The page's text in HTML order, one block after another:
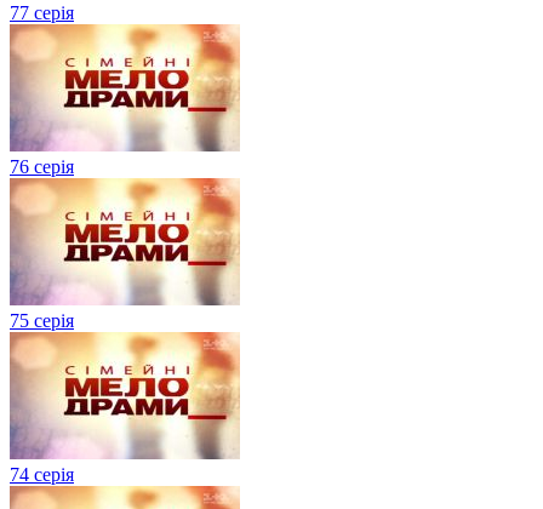
77 серія
76 серія
75 серія
74 серія